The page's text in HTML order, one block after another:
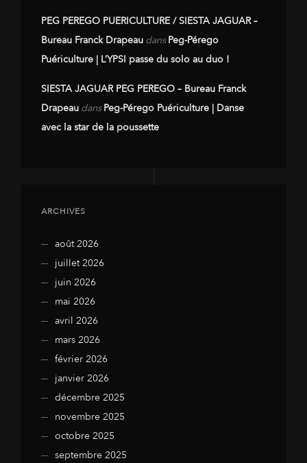
PEG PEREGO PUERICULTURE / SIESTA JAGUAR –
Bureau Franck Drapeau dansPeg-Pérego
Puériculture | L’YPSI passe du solo au duo !
SIESTA JAGUAR PEG PEREGO – Bureau Franck
Drapeau dansPeg-Pérego Puériculture | Danse
avec la star de la poussette
ARCHIVES
août 2026
juillet 2026
juin 2026
mai 2026
avril 2026
mars 2026
février 2026
janvier 2026
décembre 2025
novembre 2025
octobre 2025
septembre 2025